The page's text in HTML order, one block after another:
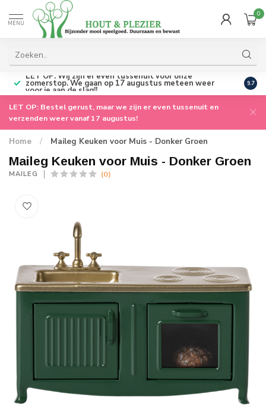
MENU
0
LET OP: Wij zijn er even tussenuit voor onze
zomerstop. We gaan op 17 augustus meteen weer
voor je aan de slag!!
9.7
LET OP: Bestel gerust, maar we zijn er even tussenuit en
verzenden weer vanaf 17 augustus!
Home / Maileg Keuken voor Muis - Donker Groen
Maileg Keuken voor Muis - Donker Groen
MAILEG (0)